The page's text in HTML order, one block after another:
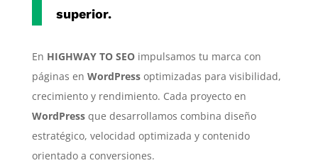
superior.
En HIGHWAY TO SEOimpulsamos tu marca con
páginas en WordPressoptimizadas para visibilidad,
crecimiento y rendimiento. Cada proyecto en
WordPressque desarrollamos combina diseño
estratégico, velocidad optimizada y contenido
orientado a conversiones.